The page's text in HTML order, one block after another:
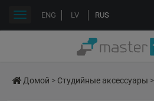
ENG LV RUS
Переключить
Домой > Студийные аксессуары >